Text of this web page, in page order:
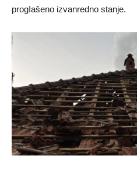
progIašeno izvanredno stanje.